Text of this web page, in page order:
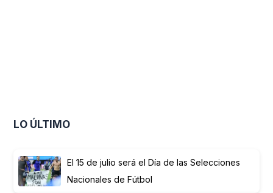
LO ÚLTIMO
El 15 de julio será el Día de las Selecciones
Nacionales de Fútbol